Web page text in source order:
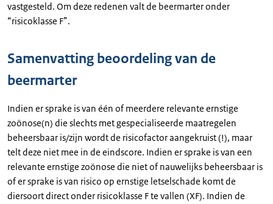
vastgesteld. Om deze redenen valt de beermarter onder
“risicoklasse F”.
Samenvatting beoordeling van de
beermarter
Indien er sprake is van één of meerdere relevante ernstige
zoönose(n) die slechts met gespecialiseerde maatregelen
beheersbaar is/zijn wordt de risicofactor aangekruist (!), maar
telt deze niet mee in de eindscore. Indien er sprake is van een
relevante ernstige zoönose die niet of nauwelijks beheersbaar is
of er sprake is van risico op ernstige letselschade komt de
diersoort direct onder risicoklasse F te vallen (XF). Indien de